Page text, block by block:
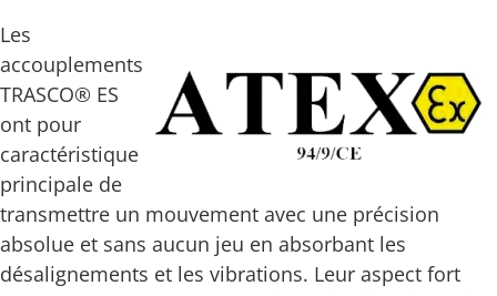
Les
accouplements
TRASCO® ES
ont pour
caractéristique
principale de
transmettre un mouvement avec une précision
absolue et sans aucun jeu en absorbant les
désalignements et les vibrations. Leur aspect fort